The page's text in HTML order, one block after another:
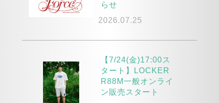
2026.07.25
らせ
【7/24(金)17:00ス
タート】LOCKER
R88M一般オンライ
ン販売スタート